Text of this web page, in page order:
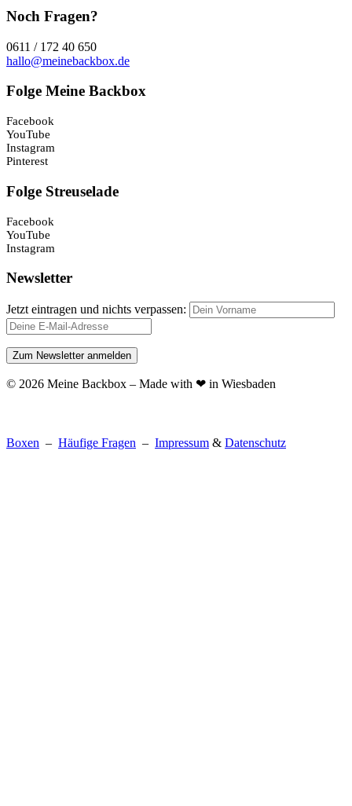
Noch Fragen?
0611 / 172 40 650
hallo@meinebackbox.de
Folge Meine Backbox
Facebook
YouTube
Instagram
Pinterest
Folge Streuselade
Facebook
YouTube
Instagram
Newsletter
Jetzt eintragen und nichts verpassen:
© 2026 Meine Backbox – Made with ❤ in Wiesbaden
Boxen – Häufige Fragen – Impressum & Datenschutz